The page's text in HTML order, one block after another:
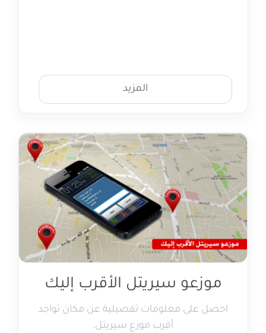
المزيد
موزعو سيريتل الأقرب إليك
احصل على معلومات تفصيلية عن مكان تواجد
أقرب موزع سيريتل.